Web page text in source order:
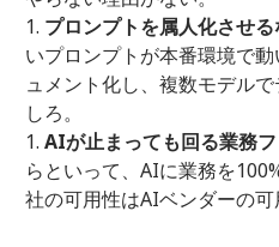
プロンプトを属人化させる
いプロンプトが本番環境で
ュメント化し、複数モデル
しろ。
AIが止まっても回る業務フ
らといって、AIに業務を
社の可用性はAIベンダーの可